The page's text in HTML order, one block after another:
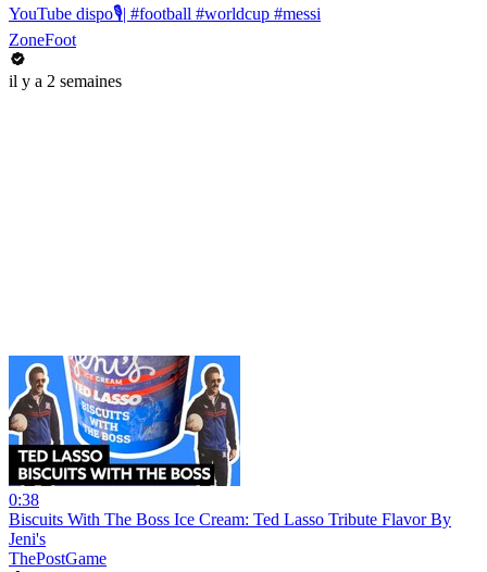
YouTube dispo🎙️| #football #worldcup #messi
ZoneFoot
il y a 2 semaines
0:38
Biscuits With The Boss Ice Cream: Ted Lasso Tribute Flavor By
Jeni's
ThePostGame